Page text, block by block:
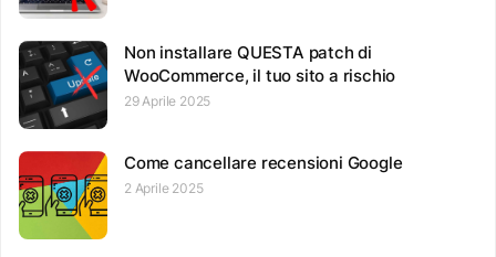
Non installare QUESTA patch di
WooCommerce, il tuo sito a rischio
29 Aprile 2025
Come cancellare recensioni Google
2 Aprile 2025